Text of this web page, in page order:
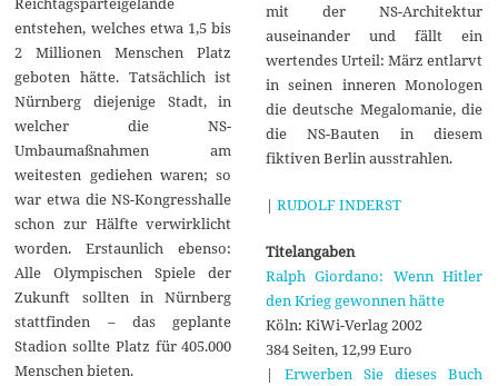
entstehen, welches etwa 1,5 bis
2 Millionen Menschen Platz
geboten hätte. Tatsächlich ist
Nürnberg diejenige Stadt, in
welcher die NS-
Umbaumaßnahmen am
weitesten gediehen waren; so
war etwa die NS-Kongresshalle
schon zur Hälfte verwirklicht
worden. Erstaunlich ebenso:
Alle Olympischen Spiele der
Zukunft sollten in Nürnberg
stattfinden – das geplante
Stadion sollte Platz für 405.000
Menschen bieten.
mit der NS-Architektur
auseinander und fällt ein
wertendes Urteil: März entlarvt
in seinen inneren Monologen
die deutsche Megalomanie, die
die NS-Bauten in diesem
fiktiven Berlin ausstrahlen.
| RUDOLF INDERST
Titelangaben
Ralph Giordano: Wenn Hitler
den Krieg gewonnen hätte
Köln: KiWi-Verlag 2002
384 Seiten, 12,99 Euro
| Erwerben Sie dieses Buch